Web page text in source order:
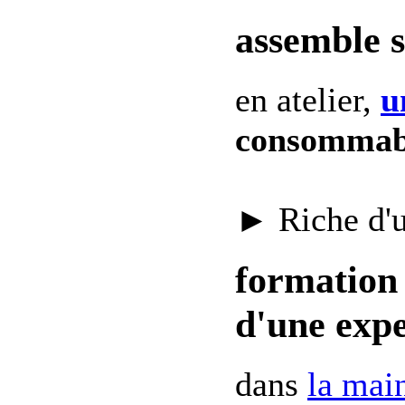
assemble
en atelier,
► Riche
formation
d'une
dans la